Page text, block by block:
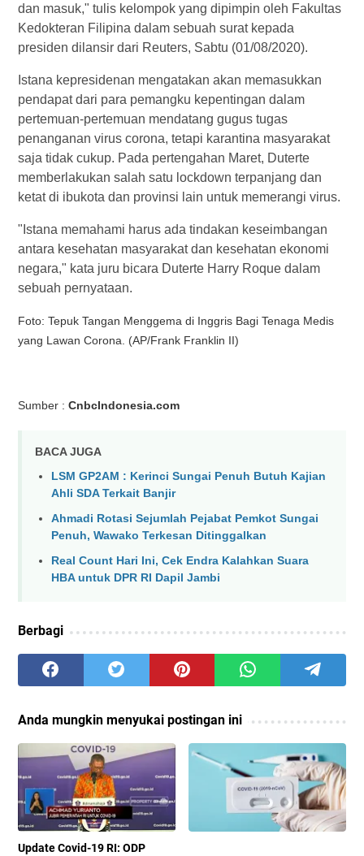
dan masuk," tulis kelompok yang dipimpin oleh Fakultas
Kedokteran Filipina dalam sebuah surat kepada
presiden dilansir dari Reuters, Sabtu (01/08/2020).
Istana kepresidenan mengatakan akan memasukkan
pendapat dari para pemangku kepentingan dalam
pertemuan-pertemuan mendatang gugus tugas
penanganan virus corona, tetapi karantina masyarakat
saja tidak cukup. Pada pertengahan Maret, Duterte
memberlakukan salah satu lockdown terpanjang dan
ketat di ibukota dan provinsi lain untuk memerangi virus.
"Istana memahami harus ada tindakan keseimbangan
antara kesehatan masyarakat dan kesehatan ekonomi
negara," kata juru bicara Duterte Harry Roque dalam
sebuah pernyataan.
Foto: Tepuk Tangan Menggema di Inggris Bagi Tenaga Medis
yang Lawan Corona. (AP/Frank Franklin II)
Sumber : CnbcIndonesia.com
BACA JUGA
LSM GP2AM : Kerinci Sungai Penuh Butuh Kajian
Ahli SDA Terkait Banjir
Ahmadi Rotasi Sejumlah Pejabat Pemkot Sungai
Penuh, Wawako Terkesan Ditinggalkan
Real Count Hari Ini, Cek Endra Kalahkan Suara
HBA untuk DPR RI Dapil Jambi
Berbagi
Anda mungkin menyukai postingan ini
Update Covid-19 RI: ODP